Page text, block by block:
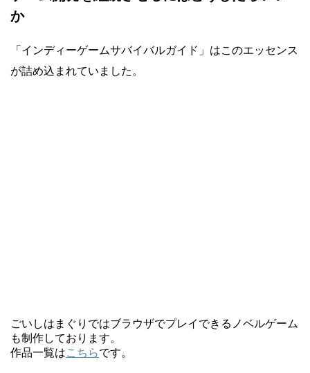
か
「インディーゲームサバイバルガイド」はこのエッセンス
が詰め込まれていました。
ごいしはまぐりではブラウザでプレイできるノベルゲーム
も制作しております。
作品一覧はこちらです。